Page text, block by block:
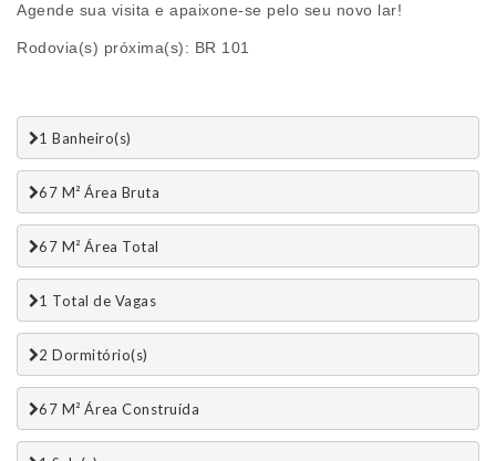
Agende sua visita e apaixone-se pelo seu novo lar!
Rodovia(s) próxima(s): BR 101
1 Banheiro(s)
67 M² Área Bruta
67 M² Área Total
1 Total de Vagas
2 Dormitório(s)
67 M² Área Construída